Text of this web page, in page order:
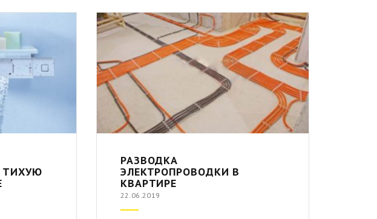
ТИХУЮ
РАЗВОДКА
ЭЛЕКТРОПРОВОДКИ В
КВАРТИРЕ
22.06.2019